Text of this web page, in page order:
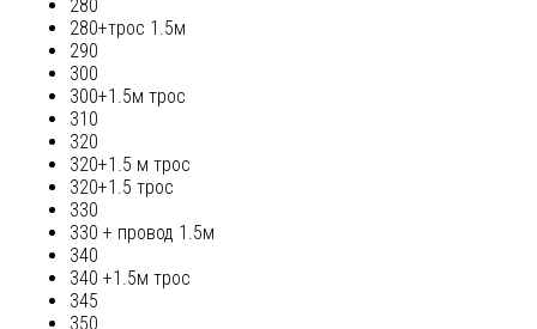
280
280+трос 1.5м
290
300
300+1.5м трос
310
320
320+1.5 м трос
320+1.5 трос
330
330 + провод 1.5м
340
340 +1.5м трос
345
350